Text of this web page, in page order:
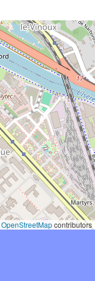
OpenStreetMapcontributors